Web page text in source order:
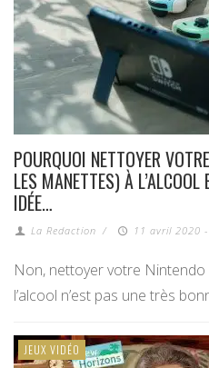
POURQUOI NETTOYER
LES MANETTES) À
IDÉE…
La Redaction / 11 avril 2020
Non, nettoyer votre
l’alcool n’est pas une très
JEUX VIDÉO